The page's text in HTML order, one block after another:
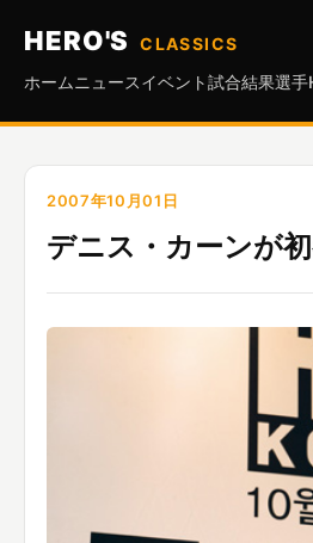
HERO'S
CLASSICS
ホーム ニュースイベント試合結果選手
2007年10月01日
デニス・カーンが初